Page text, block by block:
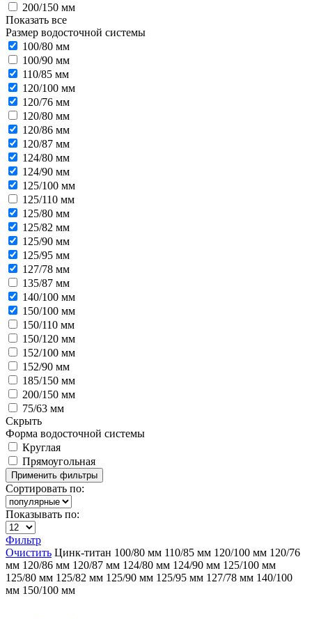
200/150 мм
Показать все
Размер водосточной системы
100/80 мм
100/90 мм
110/85 мм
120/100 мм
120/76 мм
120/80 мм
120/86 мм
120/87 мм
124/80 мм
124/90 мм
125/100 мм
125/110 мм
125/80 мм
125/82 мм
125/90 мм
125/95 мм
127/78 мм
135/87 мм
140/100 мм
150/100 мм
150/110 мм
150/120 мм
152/100 мм
152/90 мм
185/150 мм
200/150 мм
75/63 мм
Скрыть
Форма водосточной системы
Круглая
Прямоугольная
Сортировать по:
Показывать по:
Фильтр
Очистить Цинк-титан 100/80 мм 110/85 мм 120/100 мм 120/76
мм 120/86 мм 120/87 мм 124/80 мм 124/90 мм 125/100 мм
125/80 мм 125/82 мм 125/90 мм 125/95 мм 127/78 мм 140/100
мм 150/100 мм